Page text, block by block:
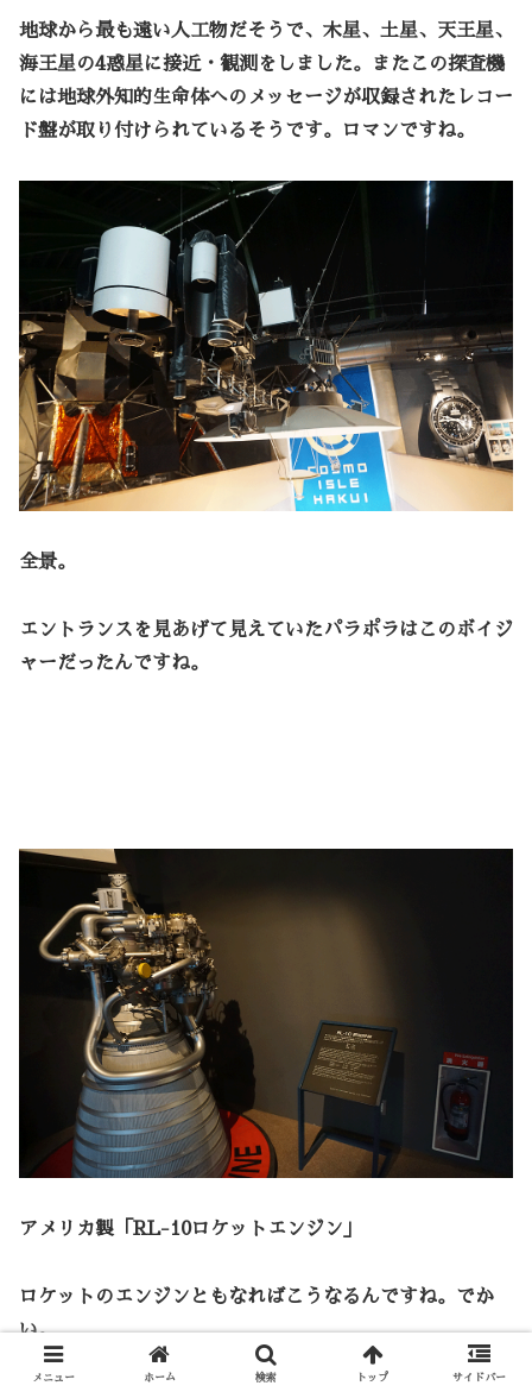
地球から最も遠い人工物だそうで、木星、土星、天王星、
海王星の4惑星に接近・観測をしました。またこの探査機
には地球外知的生命体へのメッセージが収録されたレコー
ド盤が取り付けられているそうです。ロマンですね。
全景。
エントランスを見あげて見えていたパラポラはこのボイジ
ャーだったんですね。
アメリカ製「RL-10ロケットエンジン」
ロケットのエンジンともなればこうなるんですね。でか
い。
メニュー ホーム 検索 トップ サイドバー